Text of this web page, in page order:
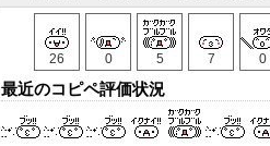
26 0 5 7 0
最近のコピペ評価状況